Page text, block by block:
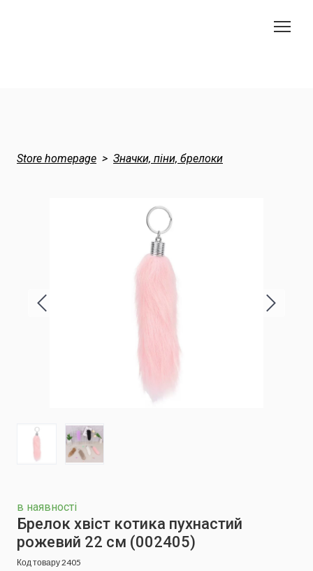
Store homepage Значки, піни, брелоки
в наявності
Брелок хвіст котика пухнастий
рожевий 22 см (002405)
Код товару 2405